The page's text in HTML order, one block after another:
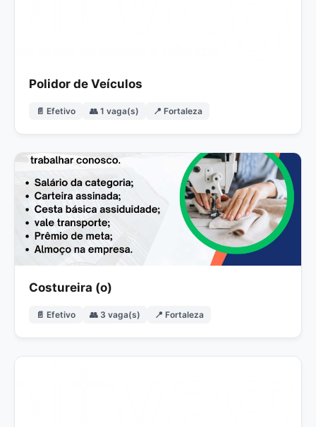
Polidor de Veículos
📄 Efetivo 👥 1 vaga(s) 📍 Fortaleza
Costureira (o)
📄 Efetivo 👥 3 vaga(s) 📍 Fortaleza